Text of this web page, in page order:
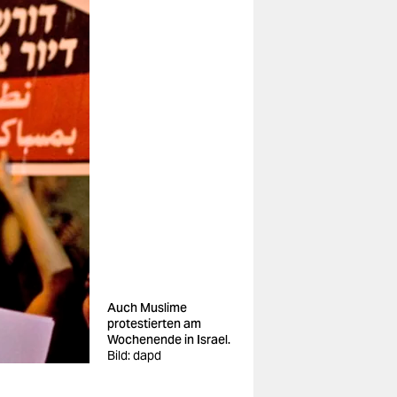
Auch Muslime
protestierten am
Wochenende in Israel.
Bild: dapd